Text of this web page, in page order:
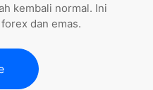
kembali normal. Ini
dan emas.